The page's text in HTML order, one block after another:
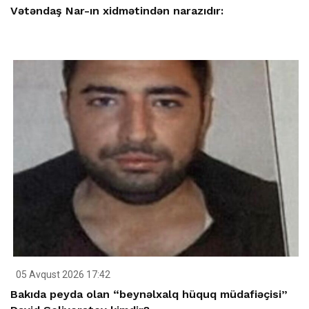
Vətəndaş Nar-ın xidmətindən narazıdır:
05 Avqust 2026 17:42
Bakıda peyda olan “beynəlxalq hüquq müdafiəçisi”